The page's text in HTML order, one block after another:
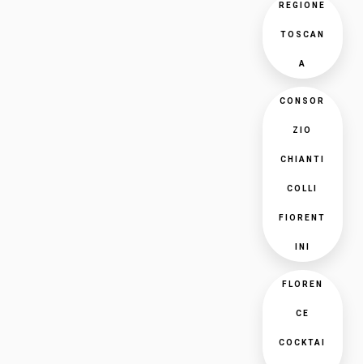
REGIONE
TOSCAN
A
CONSOR
ZIO
CHIANTI
COLLI
FIORENT
INI
FLOREN
CE
COCKTAI